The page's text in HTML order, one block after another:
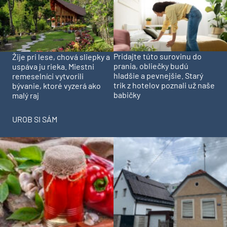
Žije pri lese, chová sliepky a
uspáva ju rieka. Miestni
remeselníci vytvorili
bývanie, ktoré vyzerá ako
malý raj
Pridajte túto surovinu do
prania, obliečky budú
hladšie a pevnejšie. Starý
trik z hotelov poznali už naše
babičky
UROB SI SÁM